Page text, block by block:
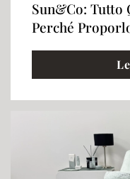
Sun&Co: Tutto
Perché